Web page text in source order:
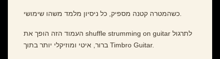
העמוד הזה הופך את shuffle strumming on guitar לתרגול
ברור, איטי ומוזיקלי יותר בתוך Timbro Guitar.